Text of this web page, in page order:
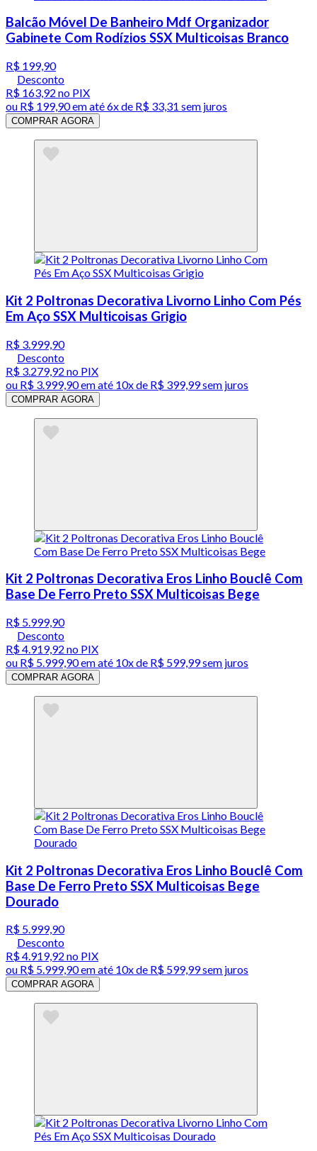
Balcão Móvel De Banheiro Mdf Organizador
Gabinete Com Rodízios SSX Multicoisas Branco
R$ 199,90
Desconto
R$ 163,92 no PIX
ou R$ 199,90em até6x de R$ 33,31 sem juros
COMPRAR AGORA
Kit 2 Poltronas Decorativa Livorno Linho Com Pés
Em Aço SSX Multicoisas Grigio
R$ 3.999,90
Desconto
R$ 3.279,92 no PIX
ou R$ 3.999,90em até 10x de R$ 399,99 sem juros
COMPRAR AGORA
Kit 2 Poltronas Decorativa Eros Linho Bouclê Com
Base De Ferro Preto SSX Multicoisas Bege
R$ 5.999,90
Desconto
R$ 4.919,92 no PIX
ou R$ 5.999,90em até 10x de R$ 599,99 sem juros
COMPRAR AGORA
Kit 2 Poltronas Decorativa Eros Linho Bouclê Com
Base De Ferro Preto SSX Multicoisas Bege
Dourado
R$ 5.999,90
Desconto
R$ 4.919,92 no PIX
ou R$ 5.999,90em até 10x de R$ 599,99 sem juros
COMPRAR AGORA